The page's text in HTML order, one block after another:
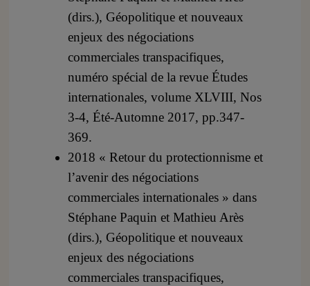
(dirs.), Géopolitique et nouveaux
enjeux des négociations
commerciales transpacifiques,
numéro spécial de la revue Études
internationales, volume XLVIII, Nos
3-4, Été-Automne 2017, pp.347-
369.
2018 « Retour du protectionnisme et
l’avenir des négociations
commerciales internationales » dans
Stéphane Paquin et Mathieu Arès
(dirs.), Géopolitique et nouveaux
enjeux des négociations
commerciales transpacifiques,